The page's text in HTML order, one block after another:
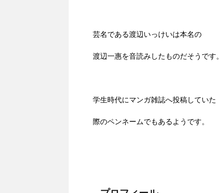
芸名である渡辺いっけいは本名の
渡辺一惠を音読みしたものだそうです。
学生時代にマンガ雑誌へ投稿していた
際のペンネームでもあるようです。